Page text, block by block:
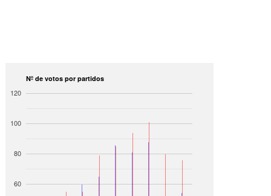
Nº de votos por partidos
60
80
100
120